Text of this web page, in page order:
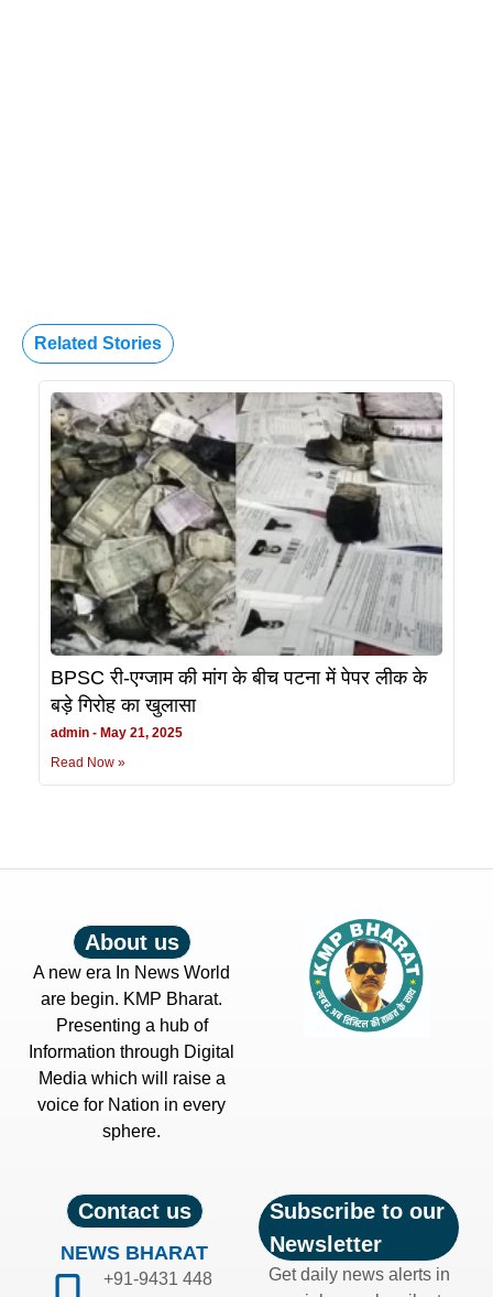
Related Stories
BPSC री-एग्जाम की मांग के बीच पटना में पेपर लीक के
बड़े गिरोह का खुलासा
admin
May 21, 2025
Read Now »
About us
A new era In News World
are begin. KMP Bharat.
Presenting a hub of
Information through Digital
Media which will raise a
voice for Nation in every
sphere.
Contact us
NEWS BHARAT
+91-9431 448
Subscribe to our
Newsletter
Get daily news alerts in